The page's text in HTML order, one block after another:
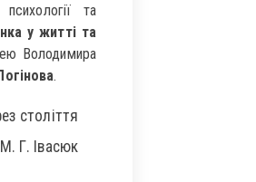
та
у житті та
Володимира
.
століття
М. Г. Івасюк